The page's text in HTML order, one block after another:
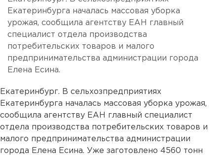
Екатеринбурга началась массовая уборка
урожая, сообщила агентству ЕАН главный
специалист отдела производства
потребительских товаров и малого
предпринимательства администрации города
Елена Есина.
Екатеринбург. В сельхозпредприятиях
Екатеринбурга началась массовая уборка урожая,
сообщила агентству ЕАН главный специалист
отдела производства потребительских товаров и
малого предпринимательства администрации
города Елена Есина. Уже заготовлено 4560 тонн